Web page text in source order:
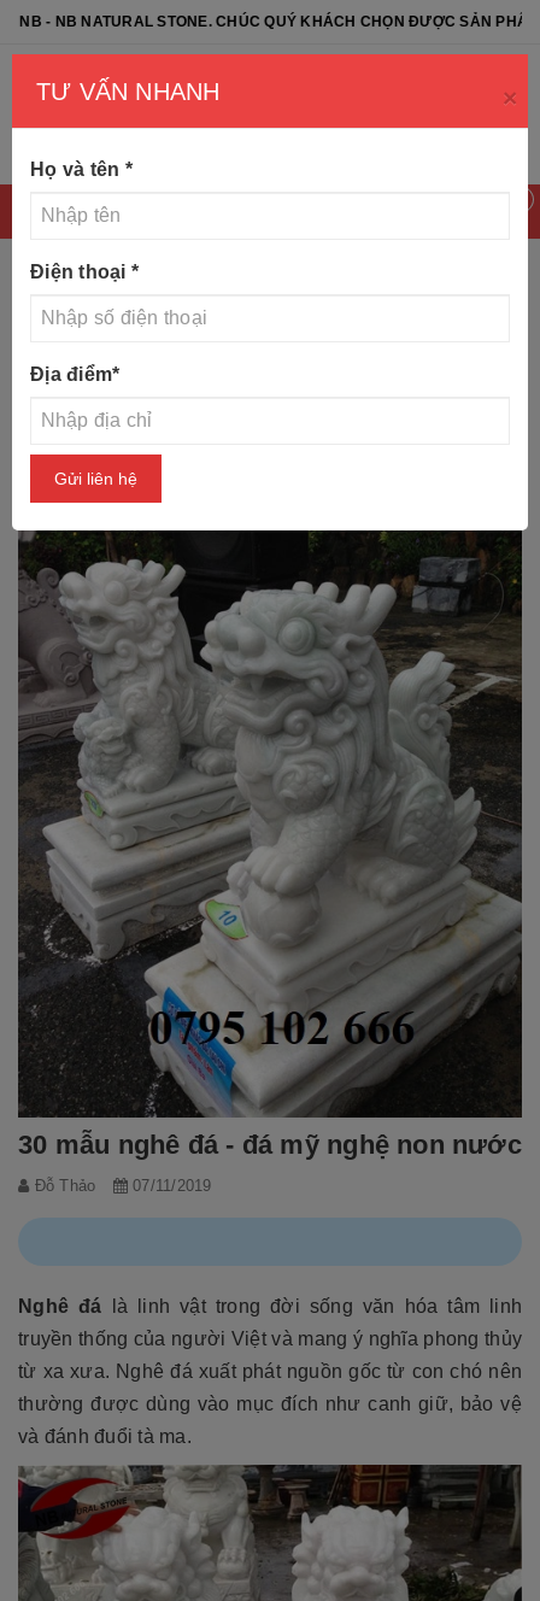
STONE. CHÚC QUÝ KHÁCH CHỌN ĐƯỢC SẢN PHẨM ƯNG Ý
nước
30 mẫu nghê đá - đá mỹ nghệ non nước
Đỗ Thảo 07/11/2019
Nghê đá là linh vật trong đời sống văn hóa tâm linh
truyền thống của người Việt và mang ý nghĩa phong thủy
từ xa xưa. Nghê đá xuất phát nguồn gốc từ con chó nên
thường được dùng vào mục đích như canh giữ, bảo vệ
và đánh đuổi tà ma.
TƯ VẤN NHANH ×
Họ và tên *
Điện thoại *
Địa điểm*
Gửi liên hệ